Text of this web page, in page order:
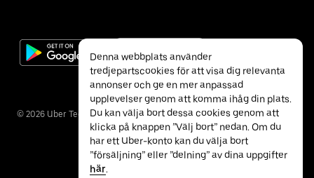
© 2026 Uber Technologies Inc.
Denna webbplats använder
tredjepartscookies för att visa dig relevanta
annonser och ge en mer anpassad
upplevelser genom att komma ihåg din plats.
Du kan välja bort dessa cookies genom att
klicka på knappen ”Välj bort” nedan. Om du
har ett Uber-konto kan du välja bort
”försäljning” eller ”delning” av dina uppgifter
här.